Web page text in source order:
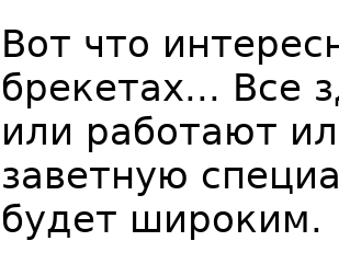
Вот что
брекетах... Все
или работают
заветную
будет широким.